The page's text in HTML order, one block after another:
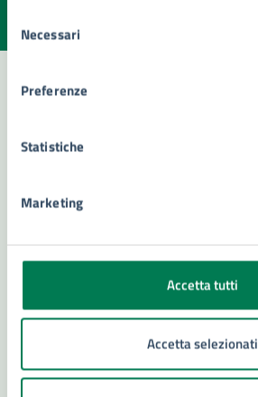
delNecessari
Preferenze
Statistiche
Marketing
Accetta tutti
Accetta selezionati
Valuta 3 stelle su 5
Valuta 2 stelle su 5
Valuta 1 stelle su 5
Richiedi assistenza
Prenota appuntamento
Problemi in città